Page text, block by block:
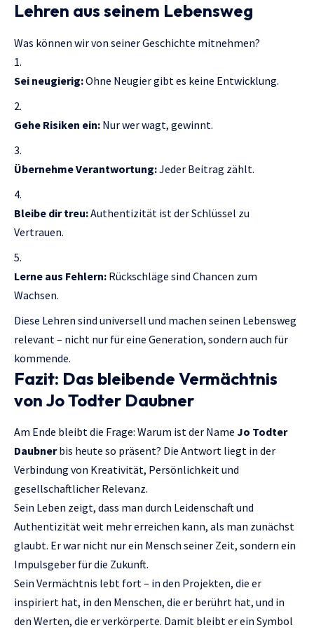
Lehren aus seinem Lebensweg
Was können wir von seiner Geschichte mitnehmen?
Sei neugierig:Ohne Neugier gibt es keine Entwicklung.
Gehe Risiken ein: Nur wer wagt, gewinnt.
Übernehme Verantwortung:Jeder Beitrag zählt.
Bleibe dir treu:Authentizität ist der Schlüssel zu
Vertrauen.
Lerne aus Fehlern: Rückschläge sind Chancen zum
Wachsen.
Diese Lehren sind universell und machen seinen Lebensweg
relevant – nicht nur für eine Generation, sondern auch für
kommende.
Fazit: Das bleibende Vermächtnis
von Jo Todter Daubner
Am Ende bleibt die Frage: Warum ist der Name Jo Todter
Daubnerbis heute so präsent? Die Antwort liegt in der
Verbindung von Kreativität, Persönlichkeit und
gesellschaftlicher Relevanz.
Sein Leben zeigt, dass man durch Leidenschaft und
Authentizität weit mehr erreichen kann, als man zunächst
glaubt. Er war nicht nur ein Mensch seiner Zeit, sondern ein
Impulsgeber für die Zukunft.
Sein Vermächtnis lebt fort – in den Projekten, die er
inspiriert hat, in den Menschen, die er berührt hat, und in
den Werten, die er verkörperte. Damit bleibt er ein Symbol